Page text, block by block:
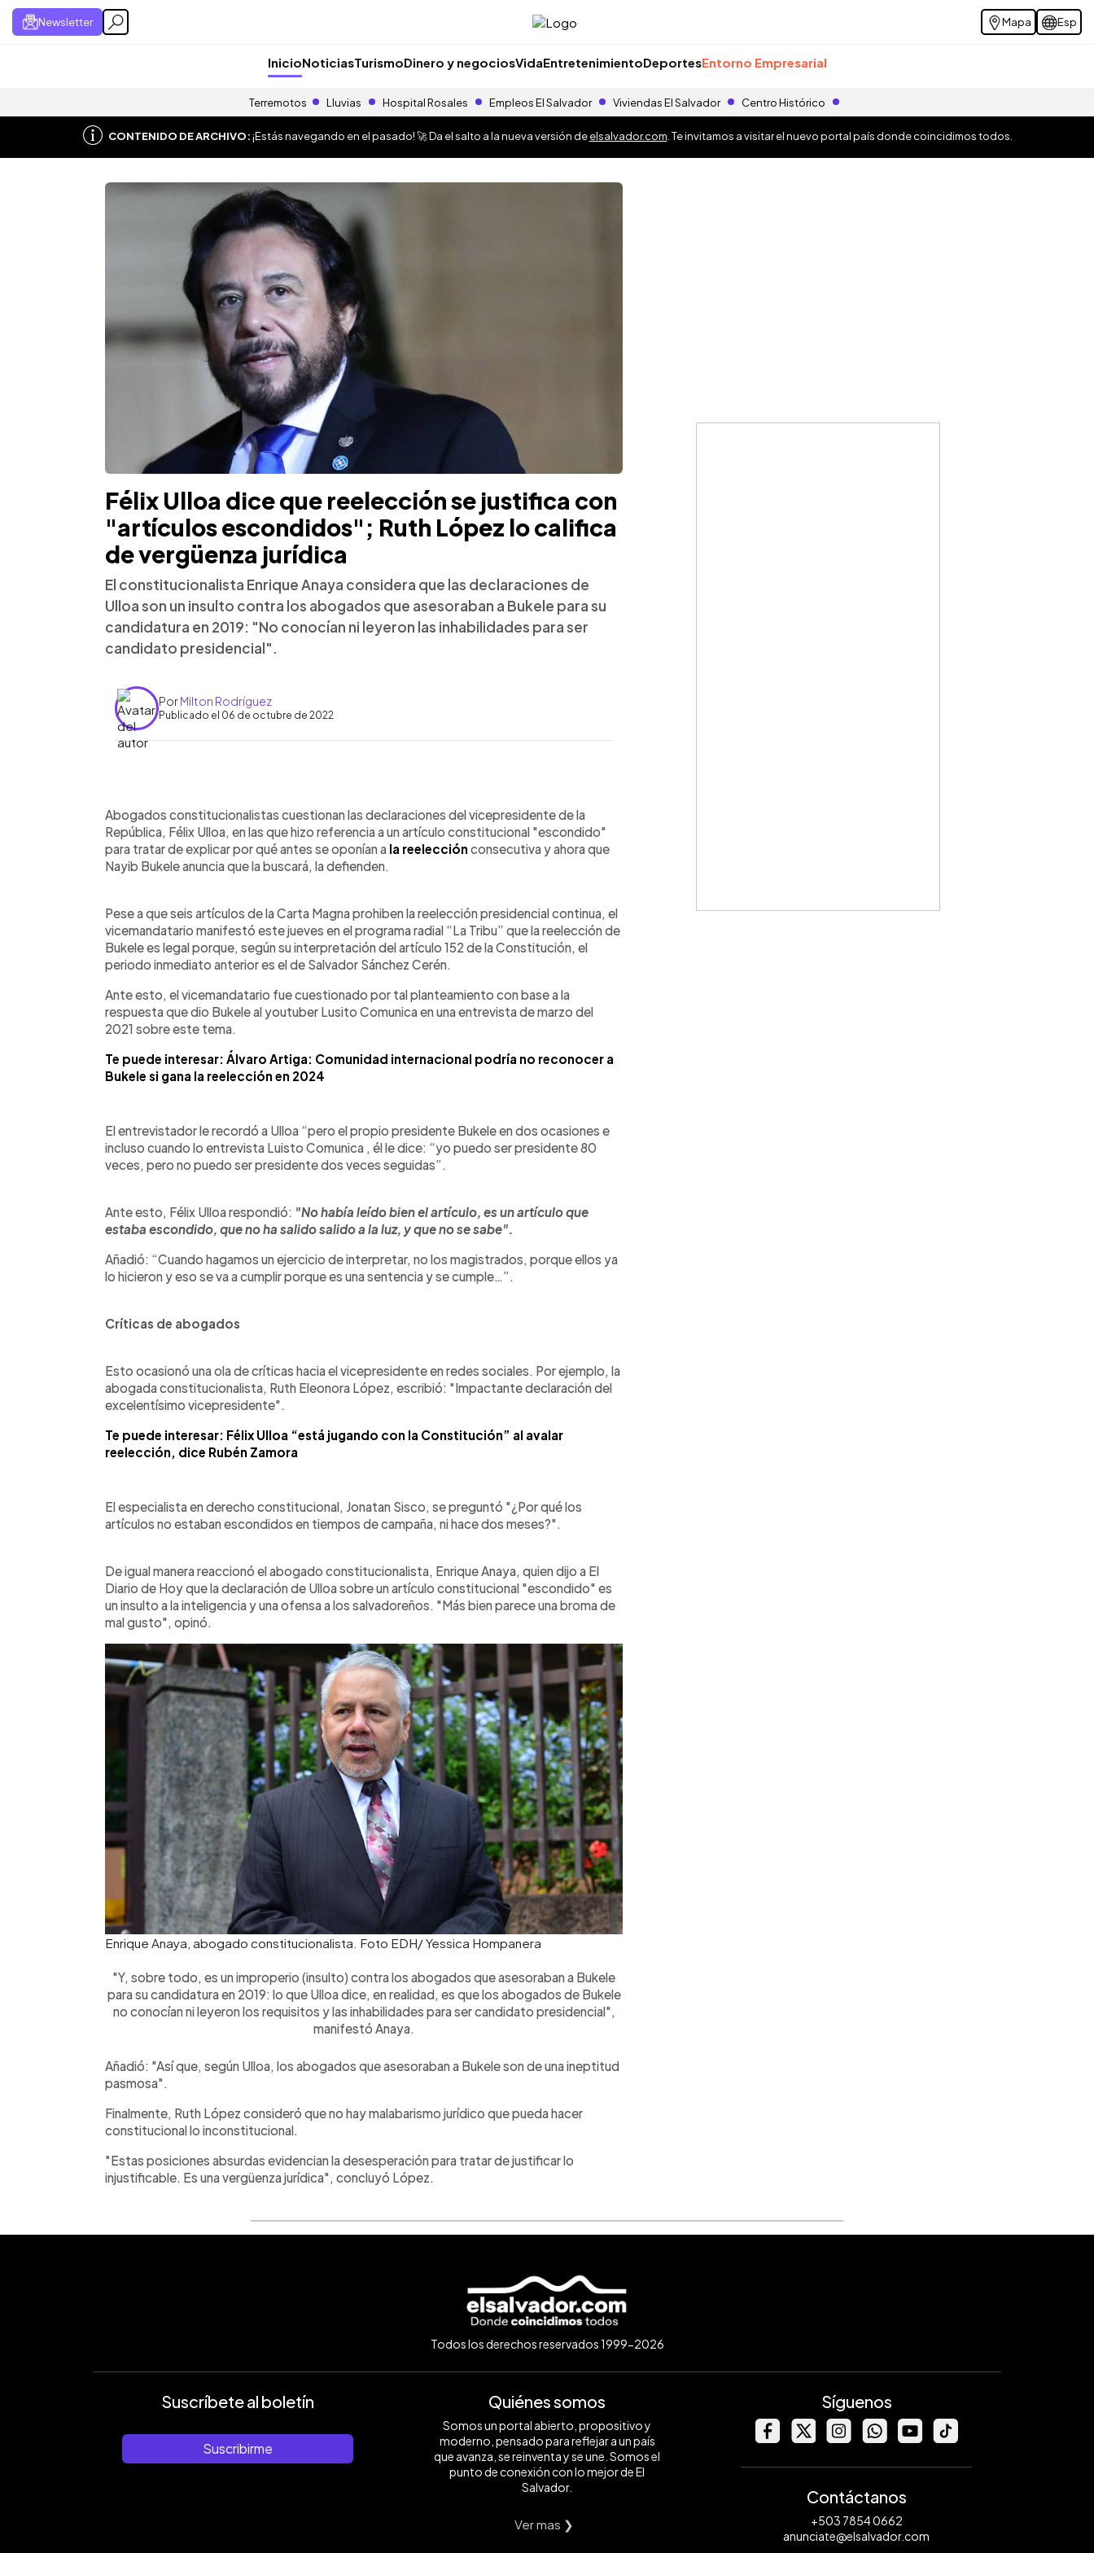
Newsletter Mapa Esp
InicioNoticiasTurismoDinero y negociosVidaEntretenimientoDeportesEntorno Empresarial
Terremotos Lluvias Hospital Rosales Empleos El Salvador Viviendas El Salvador Centro Histórico
CONTENIDO DE ARCHIVO:¡Estás navegando en el pasado! 🚀 Da el salto a la nueva versión deelsalvador.com . Te invitamos a visitar el nuevo portal país donde coincidimos todos.
Félix Ulloa dice que reelección se justifica con
"artículos escondidos"; Ruth López lo califica
de vergüenza jurídica
El constitucionalista Enrique Anaya considera que las declaraciones de
Ulloa son un insulto contra los abogados que asesoraban a Bukele para su
candidatura en 2019: "No conocían ni leyeron las inhabilidades para ser
candidato presidencial".
PorMilton Rodríguez
Publicado el 06 de octubre de 2022
Escuchar artículo
Abogados constitucionalistas cuestionan las declaraciones del vicepresidente de la
República, Félix Ulloa, en las que hizo referencia a un artículo constitucional "escondido"
para tratar de explicar por qué antes se oponían a la reelección consecutiva y ahora que
Nayib Bukele anuncia que la buscará, la defienden.
Pese a que seis artículos de la Carta Magna prohiben la reelección presidencial continua, el
vicemandatario manifestó este jueves en el programa radial “La Tribu” que la reelección de
Bukele es legal porque, según su interpretación del artículo 152 de la Constitución, el
periodo inmediato anterior es el de Salvador Sánchez Cerén.
Ante esto, el vicemandatario fue cuestionado por tal planteamiento con base a la
respuesta que dio Bukele al youtuber Lusito Comunica en una entrevista de marzo del
2021 sobre este tema.
Te puede interesar: Álvaro Artiga: Comunidad internacional podría no reconocer a
Bukele si gana la reelección en 2024
El entrevistador le recordó a Ulloa “pero el propio presidente Bukele en dos ocasiones e
incluso cuando lo entrevista Luisto Comunica , él le dice: “yo puedo ser presidente 80
veces, pero no puedo ser presidente dos veces seguidas”.
Ante esto, Félix Ulloa respondió: "No había leído bien el artículo, es un artículo que
estaba escondido, que no ha salido salido a la luz, y que no se sabe".
Añadió: “Cuando hagamos un ejercicio de interpretar, no los magistrados, porque ellos ya
lo hicieron y eso se va a cumplir porque es una sentencia y se cumple…”.
Críticas de abogados
Esto ocasionó una ola de críticas hacia el vicepresidente en redes sociales. Por ejemplo, la
abogada constitucionalista, Ruth Eleonora López, escribió: "Impactante declaración del
excelentísimo vicepresidente".
Te puede interesar: Félix Ulloa “está jugando con la Constitución” al avalar
reelección, dice Rubén Zamora
El especialista en derecho constitucional, Jonatan Sisco, se preguntó "¿Por qué los
artículos no estaban escondidos en tiempos de campaña, ni hace dos meses?".
De igual manera reaccionó el abogado constitucionalista, Enrique Anaya, quien dijo a El
Diario de Hoy que la declaración de Ulloa sobre un artículo constitucional "escondido" es
un insulto a la inteligencia y una ofensa a los salvadoreños. "Más bien parece una broma de
mal gusto", opinó.
Enrique Anaya, abogado constitucionalista. Foto EDH/ Yessica Hompanera
"Y, sobre todo, es un improperio (insulto) contra los abogados que asesoraban a Bukele
para su candidatura en 2019: lo que Ulloa dice, en realidad, es que los abogados de Bukele
no conocían ni leyeron los requisitos y las inhabilidades para ser candidato presidencial",
manifestó Anaya.
Añadió: "Así que, según Ulloa, los abogados que asesoraban a Bukele son de una ineptitud
pasmosa".
Finalmente, Ruth López consideró que no hay malabarismo jurídico que pueda hacer
constitucional lo inconstitucional.
"Estas posiciones absurdas evidencian la desesperación para tratar de justificar lo
injustificable. Es una vergüenza jurídica", concluyó López.
Todos los derechos reservados 1999-2026
Suscríbete al boletín
Suscribirme
Quiénes somos
Somos un portal abierto, propositivo y
moderno, pensado para reflejar a un país
que avanza, se reinventa y se une. Somos el
punto de conexión con lo mejor de El
Salvador.
Ver mas ❯
Síguenos
Contáctanos
+503 7854 0662
anunciate@elsalvador.com